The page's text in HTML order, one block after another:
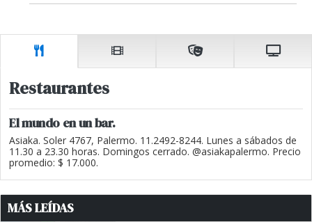
Restaurantes
El mundo en un bar.
Asiaka. Soler 4767, Palermo. 11.2492-8244. Lunes a sábados de
11.30 a 23.30 horas. Domingos cerrado. @asiakapalermo. Precio
promedio: $ 17.000.
MÁS LEÍDAS